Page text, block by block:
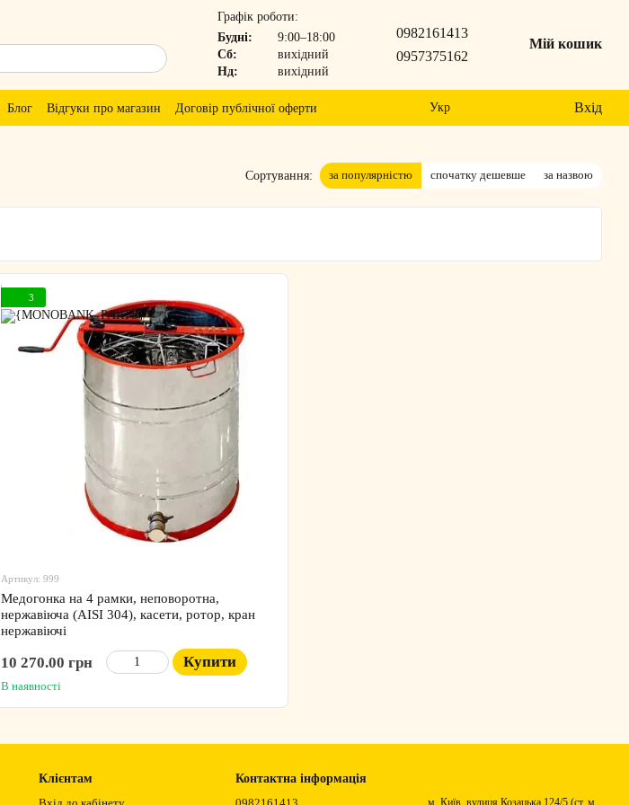
Графік роботи:
Будні:
9:00–18:00
Сб:
вихідний
Нд:
вихідний
0982161413
0957375162
Мій кошик
Блог Відгуки про магазин Договір публічної оферти Укр Вхід
Сортування: за популярністю спочатку дешевше за назвою
3
Артикул: 999
Медогонка на 4 рамки, неповоротна,
нержавіюча (AISI 304), касети, ротор, кран
нержавіючі
10 270.00 грн Купити
В наявності
Клієнтам
Контактна інформація
м. Київ, вулиця Козацька 124/5 (ст. м.